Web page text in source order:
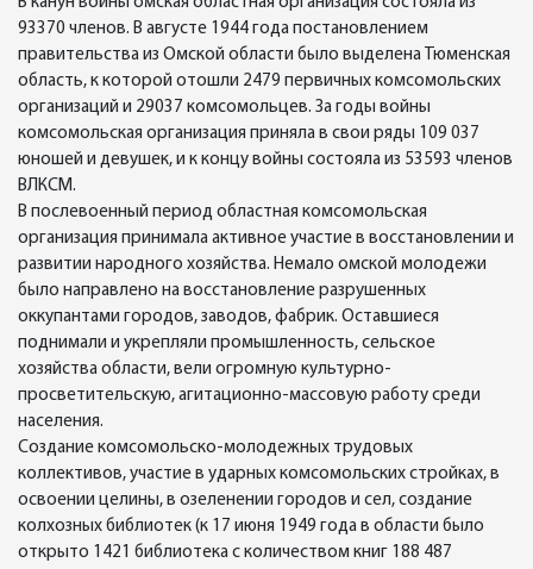
93370 членов. В августе 1944 года постановлением
правительства из Омской области было выделена Тюменская
область, к которой отошли 2479 первичных комсомольских
организаций и 29037 комсомольцев. За годы войны
комсомольская организация приняла в свои ряды 109 037
юношей и девушек, и к концу войны состояла из 53593 членов
ВЛКСМ.
В послевоенный период областная комсомольская
организация принимала активное участие в восстановлении и
развитии народного хозяйства. Немало омской молодежи
было направлено на восстановление разрушенных
оккупантами городов, заводов, фабрик. Оставшиеся
поднимали и укрепляли промышленность, сельское
хозяйства области, вели огромную культурно-
просветительскую, агитационно-массовую работу среди
населения.
Создание комсомольско-молодежных трудовых
коллективов, участие в ударных комсомольских стройках, в
освоении целины, в озеленении городов и сел, создание
колхозных библиотек (к 17 июня 1949 года в области было
открыто 1421 библиотека с количеством книг 188 487